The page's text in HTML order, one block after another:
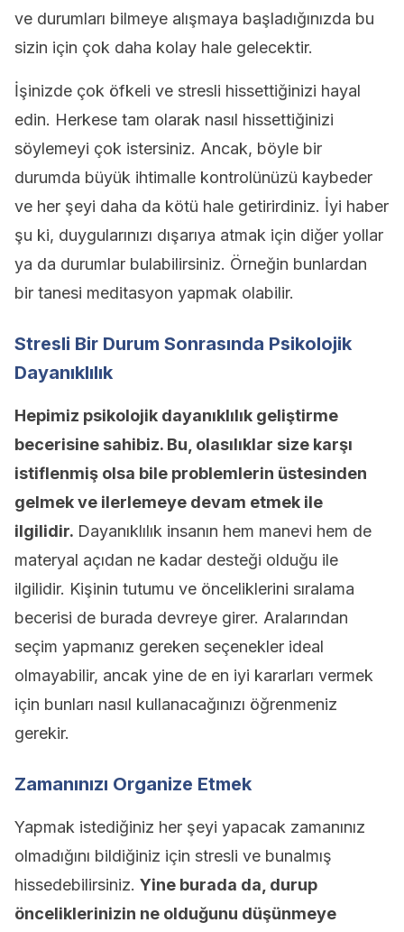
ve durumları bilmeye alışmaya başladığınızda bu
sizin için çok daha kolay hale gelecektir.
İşinizde çok öfkeli ve stresli hissettiğinizi hayal
edin. Herkese tam olarak nasıl hissettiğinizi
söylemeyi çok istersiniz. Ancak, böyle bir
durumda büyük ihtimalle kontrolünüzü kaybeder
ve her şeyi daha da kötü hale getirirdiniz. İyi haber
şu ki, duygularınızı dışarıya atmak için diğer yollar
ya da durumlar bulabilirsiniz. Örneğin bunlardan
bir tanesi meditasyon yapmak olabilir.
Stresli Bir Durum Sonrasında Psikolojik
Dayanıklılık
Hepimiz psikolojik dayanıklılık geliştirme
becerisine sahibiz. Bu, olasılıklar size karşı
istiflenmiş olsa bile problemlerin üstesinden
gelmek ve ilerlemeye devam etmek ile
ilgilidir. Dayanıklılık insanın hem manevi hem de
materyal açıdan ne kadar desteği olduğu ile
ilgilidir. Kişinin tutumu ve önceliklerini sıralama
becerisi de burada devreye girer. Aralarından
seçim yapmanız gereken seçenekler ideal
olmayabilir, ancak yine de en iyi kararları vermek
için bunları nasıl kullanacağınızı öğrenmeniz
gerekir.
Zamanınızı Organize Etmek
Yapmak istediğiniz her şeyi yapacak zamanınız
olmadığını bildiğiniz için stresli ve bunalmış
hissedebilirsiniz. Yine burada da, durup
önceliklerinizin ne olduğunu düşünmeye